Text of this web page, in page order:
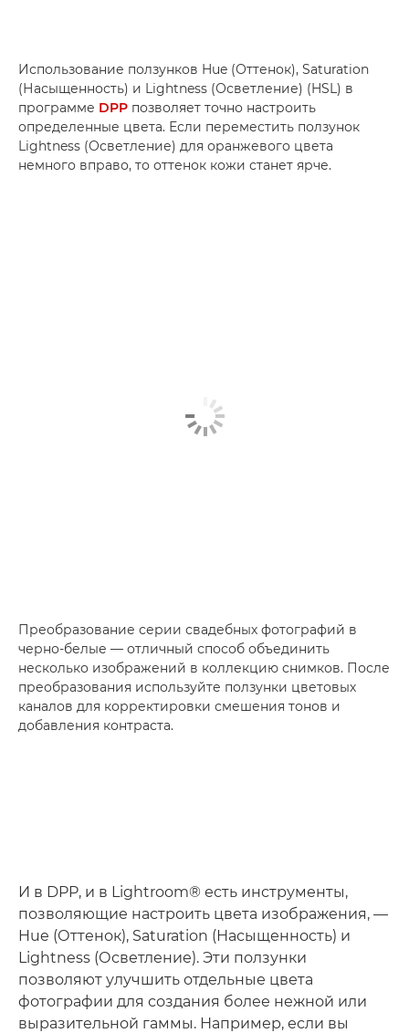
Использование ползунков Hue (Оттенок), Saturation
(Насыщенность) и Lightness (Осветление) (HSL) в
программе DPP позволяет точно настроить
определенные цвета. Если переместить ползунок
Lightness (Осветление) для оранжевого цвета
немного вправо, то оттенок кожи станет ярче.
Преобразование серии свадебных фотографий в
черно-белые — отличный способ объединить
несколько изображений в коллекцию снимков. После
преобразования используйте ползунки цветовых
каналов для корректировки смешения тонов и
добавления контраста.
И в DPP, и в Lightroom® есть инструменты,
позволяющие настроить цвета изображения, —
Hue (Оттенок), Saturation (Насыщенность) и
Lightness (Осветление). Эти ползунки
позволяют улучшить отдельные цвета
фотографии для создания более нежной или
выразительной гаммы. Например, если вы